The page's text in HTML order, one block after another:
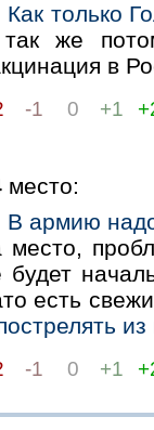
Как только
же
в
-1 0 +1
место:
В армию
место,
будет
есть
-1 0 +1